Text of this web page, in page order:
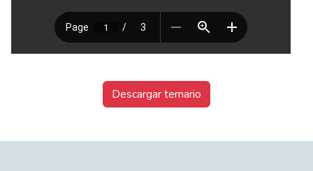
Descargar temario